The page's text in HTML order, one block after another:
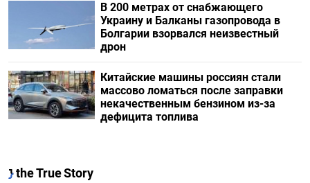
В 200 метрах от снабжающего
Украину и Балканы газопровода в
Болгарии взорвался неизвестный
дрон
Китайские машины россиян стали
массово ломаться после заправки
некачественным бензином из-за
дефицита топлива